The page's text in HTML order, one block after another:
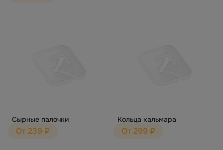
Сырные палочки
От 239 ₽
Кольца кальмара
От 299 ₽